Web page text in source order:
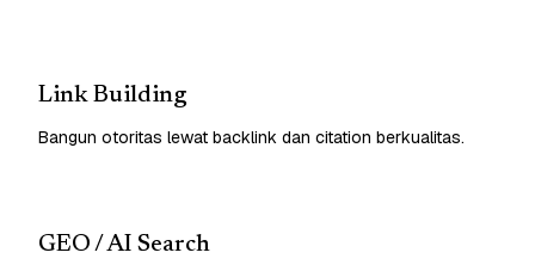
Link Building
Bangun otoritas lewat backlink dan citation berkualitas.
GEO / AI Search